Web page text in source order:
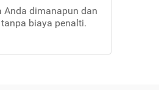
Anda dimanapun dan
biaya penalti.